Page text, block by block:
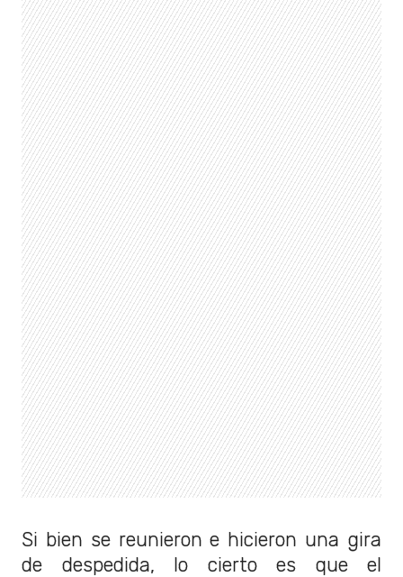
Si bien se reunieron e hicieron una gira
de despedida, lo cierto es que el